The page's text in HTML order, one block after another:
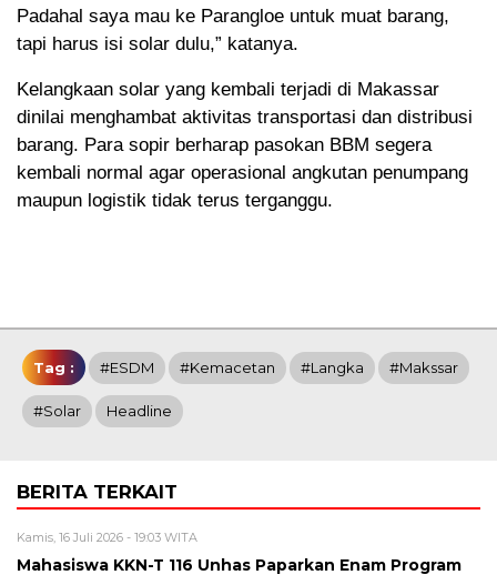
Padahal saya mau ke Parangloe untuk muat barang,
tapi harus isi solar dulu,” katanya.
Kelangkaan solar yang kembali terjadi di Makassar
dinilai menghambat aktivitas transportasi dan distribusi
barang. Para sopir berharap pasokan BBM segera
kembali normal agar operasional angkutan penumpang
maupun logistik tidak terus terganggu.
Tag : #ESDM #Kemacetan #Langka #Makssar
#Solar Headline
BERITA TERKAIT
Kamis, 16 Juli 2026 - 19:03 WITA
Mahasiswa KKN-T 116 Unhas Paparkan Enam Program